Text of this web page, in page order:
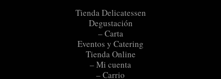
Tienda Delicatessen
Degustación
– Carta
Eventos y Catering
Tienda Online
– Mi cuenta
– Carrio